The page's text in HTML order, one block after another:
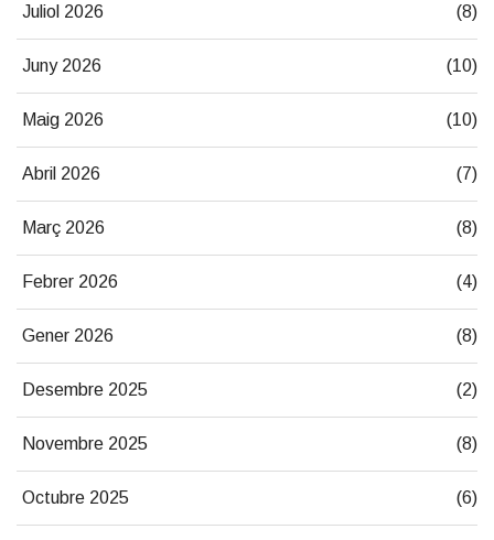
Juliol 2026 (8)
Juny 2026 (10)
Maig 2026 (10)
Abril 2026 (7)
Març 2026 (8)
Febrer 2026 (4)
Gener 2026 (8)
Desembre 2025 (2)
Novembre 2025 (8)
Octubre 2025 (6)